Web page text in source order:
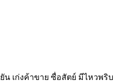
น เก่งค้าขาย ซื่อสัตย์ มีไหวพริบ